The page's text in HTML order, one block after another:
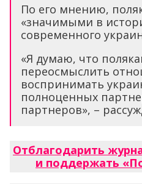
По его мнению,
«значимыми в
современного
«Я думаю, что
переосмыслить
воспринимать
полноценных
партнеров», –
Отблагодарить
и поддержать